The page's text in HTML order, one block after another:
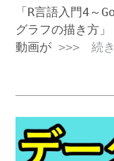
「R言語入門4～
グラフの描き方
動画が >>> 続